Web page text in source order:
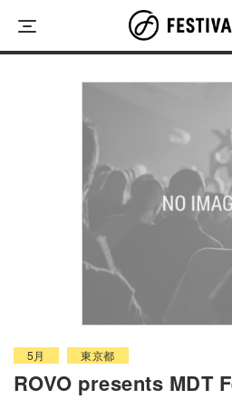
content
5月 東京都
ROVO presents MDT